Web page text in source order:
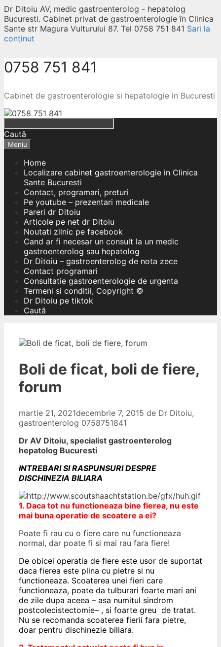
Dr Ditoiu AV, medic gastroenterolog - hepatolog
Bucuresti. Cabinet privat de gastroenterologie în Clinica
Sante str Magura Vulturului 87. Tel 0758 751 841 Sari la
conținut
0758 751 841
Cabinet de gastroenterologie si hepatologie in Bucuresti
Caută
Meniu
Home
Localizare cabinet gastroenterologie in Clinica
Sante Bucuresti
Contact, programari, preturi
Pe youtube – prezentari medicale
Pareri dr Ditoiu
Articole pe net dr Ditoiu
Noutati zilnic pe facebook
Cand ar fi necesar un consult la un medic
gastroenterolog sau hepatolog
Dr Ditoiu – gastroenterolog de nota zece
Contact programari
Consultatie gastroenterologie de urgenta
Termeni si conditii, Copyright ©
Dr Ditoiu pe tiktok
Caută
Boli de ficat, boli de fiere,
forum
martie 21, 2021decembrie 7, 2015 de Dr Ditoiu,
gastroenterolog 0758751841
Dr AV Ditoiu, specialist gastroenterolog
hepatolog Bucuresti
INTREBARI SI RASPUNSURI DESPRE
DISCHINEZIA BILIARA
1. Daca tot nu functioneaza bine fierea, nu este
mai buna operatie de scoatere a ei?
Poate fi rau cu o fiere care nu functioneaza
normal, dar poate fi si mai rau fara fiere!
De obicei operatia de fiere este usor de suportat
daca fierea este plina cu pietre si nu
functioneaza. Scoaterea unei fieri care
functioneaza, poate da tulburari foarte mari ani
de zile dupa aceea – asa numitul sindrom
postcolecistectomie– , si foarte greu de tratat.
Nu se recomanda scoaterea fierii fara pietre,
doar pentru dischinezie biliara.